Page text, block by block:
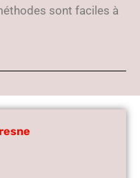
sont faciles à